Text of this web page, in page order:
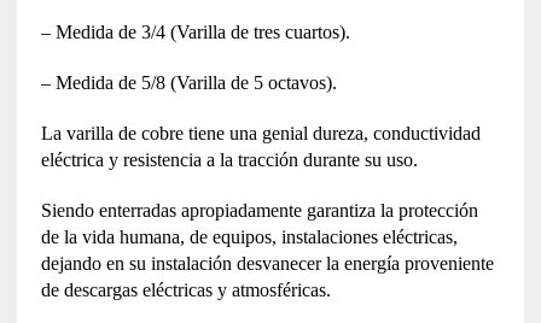
– Medida de 3/4 (Varilla de tres cuartos).
– Medida de 5/8 (Varilla de 5 octavos).
La varilla de cobre tiene una genial dureza, conductividad
eléctrica y resistencia a la tracción durante su uso.
Siendo enterradas apropiadamente garantiza la protección
de la vida humana, de equipos, instalaciones eléctricas,
dejando en su instalación desvanecer la energía proveniente
de descargas eléctricas y atmosféricas.